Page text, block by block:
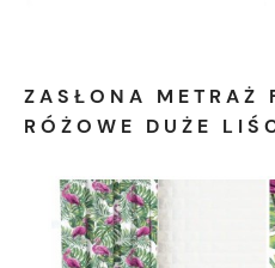
ZASŁONA METRAŻ
RÓŻOWE DUŻE